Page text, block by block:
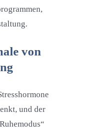
von
und der